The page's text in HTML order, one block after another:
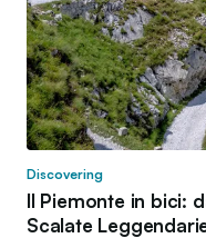
Discovering
Il Piemonte in bici:
Scalate